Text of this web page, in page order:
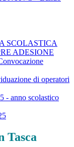
SCOLASTICA
ADESIONE
di operatori
- anno scolastico